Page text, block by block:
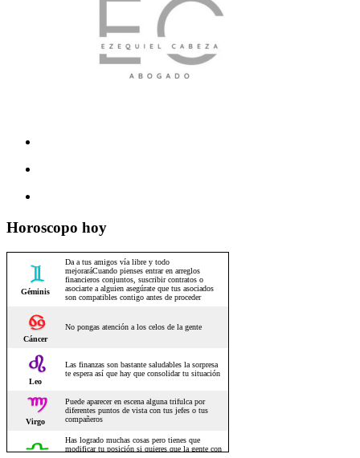
Horoscopo hoy